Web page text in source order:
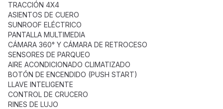
TRACCIÓN 4X4
ASIENTOS DE CUERO
SUNROOF ELÉCTRICO
PANTALLA MULTIMEDIA
CÁMARA 360° Y CÁMARA DE RETROCESO
SENSORES DE PARQUEO
AIRE ACONDICIONADO CLIMATIZADO
BOTÓN DE ENCENDIDO (PUSH START)
LLAVE INTELIGENTE
CONTROL DE CRUCERO
RINES DE LUJO